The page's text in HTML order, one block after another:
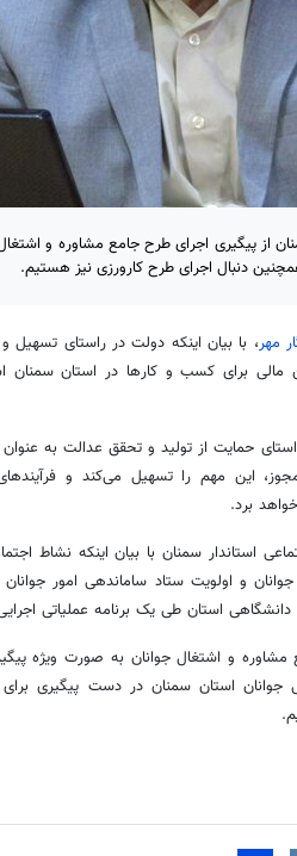
از پیگیری اجرای طرح جامع مشاوره و
دنبال اجرای طرح کارورزی نیز هستیم.
مهر، با بیان اینکه دولت در راستای تسهیل
مالی برای کسب و کارها در استان
حمایت از تولید و تحقق عدالت به عنوان
این مهم را تسهیل می‌کند و
برد.
استاندار سمنان با بیان اینکه نشاط
و اولویت ستاد ساماندهی امور
دانشگاهی استان طی یک برنامه عملیاتی
مشاوره و اشتغال جوانان به صورت ویژه
جوانان استان سمنان در دست پیگیری